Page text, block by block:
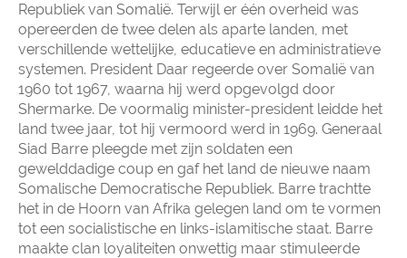
Republiek van Somalië. Terwijl er één overheid was
opereerden de twee delen als aparte landen, met
verschillende wettelijke, educatieve en administratieve
systemen. President Daar regeerde over Somalië van
1960 tot 1967, waarna hij werd opgevolgd door
Shermarke. De voormalig minister-president leidde het
land twee jaar, tot hij vermoord werd in 1969. Generaal
Siad Barre pleegde met zijn soldaten een
gewelddadige coup en gaf het land de nieuwe naam
Somalische Democratische Republiek. Barre trachtte
het in de Hoorn van Afrika gelegen land om te vormen
tot een socialistische en links-islamitische staat. Barre
maakte clan loyaliteiten onwettig maar stimuleerde